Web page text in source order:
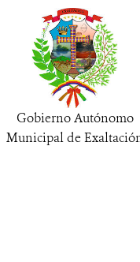
Gobierno Autónomo
Municipal de